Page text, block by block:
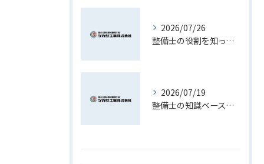
2026/07/26
整備士の役割を知って長野県で理想のキャリアを築くための実践ガイド
2026/07/19
整備士の知識ベースを活かしたキャリアと実務スキル向上への道